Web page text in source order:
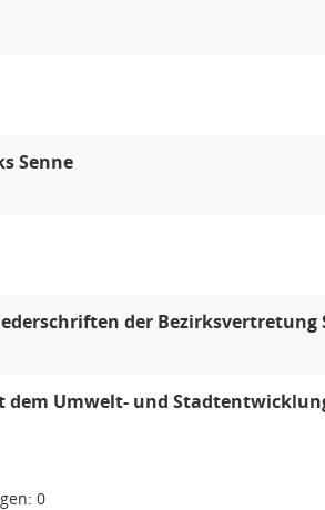
Senne
der Bezirksvertretung
dem Umwelt- und
0